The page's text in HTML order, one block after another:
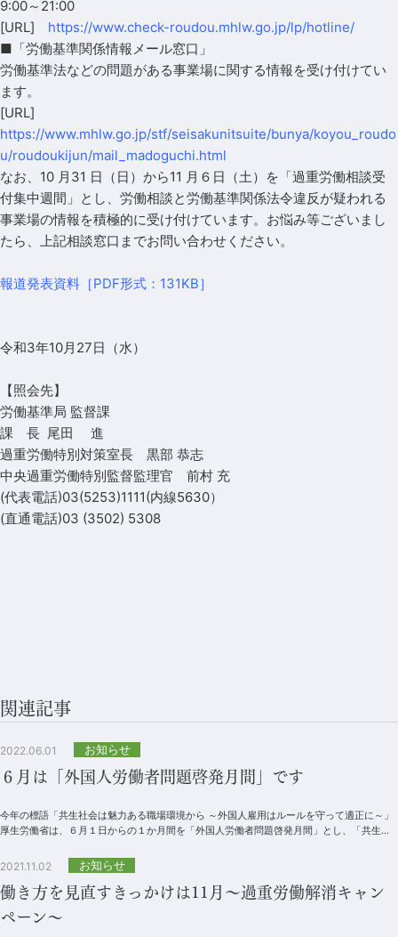
9:00～21:00
[URL] https://www.check-roudou.mhlw.go.jp/lp/hotline/
■「労働基準関係情報メール窓口」
労働基準法などの問題がある事業場に関する情報を受け付けてい
ます。
[URL]
https://www.mhlw.go.jp/stf/seisakunitsuite/bunya/koyou_roudo
u/roudoukijun/mail_madoguchi.html
なお、10 月31 日（日）から11 月６日（土）を「過重労働相談受
付集中週間」とし、労働相談と労働基準関係法令違反が疑われる
事業場の情報を積極的に受け付けています。お悩み等ございまし
たら、上記相談窓口までお問い合わせください。
報道発表資料［PDF形式：131KB］
令和3年10月27日（水）
【照会先】
労働基準局 監督課
課 長 尾田 進
過重労働特別対策室長 黒部 恭志
中央過重労働特別監督監理官 前村 充
(代表電話)03(5253)1111(内線5630）
(直通電話)03 (3502) 5308
関連記事
2022.06.01 お知らせ
６月は「外国人労働者問題啓発月間」です
今年の標語「共生社会は魅力ある職場環境から ～外国人雇用はルールを守って適正に～」
厚生労働省は、６月１日からの１か月間を「外国人労働者問題啓発月間」とし、「共生社
2021.11.02 お知らせ
働き方を見直すきっかけは11月～過重労働解消キャン
ペーン～